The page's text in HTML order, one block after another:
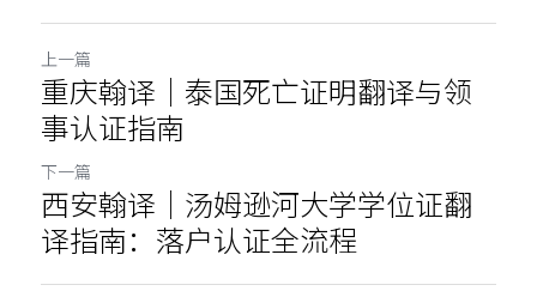
上一篇
重庆翰译｜泰国死亡证明翻译与领
事认证指南
下一篇
西安翰译｜汤姆逊河大学学位证翻
译指南：落户认证全流程